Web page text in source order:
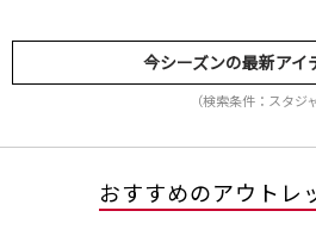
今シーズンの最新アイ
（検索条件：スタジ
おすすめのアウトレ